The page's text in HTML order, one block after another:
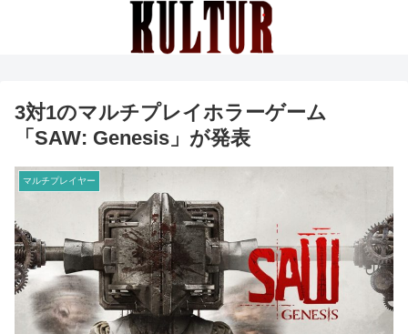
3対1のマルチプレイホラーゲーム
「SAW: Genesis」が発表
マルチプレイヤー